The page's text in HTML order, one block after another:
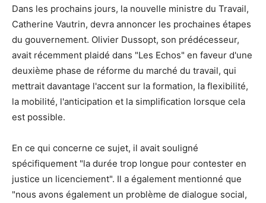
Dans les prochains jours, la nouvelle ministre du Travail,
Catherine Vautrin, devra annoncer les prochaines étapes
du gouvernement. Olivier Dussopt, son prédécesseur,
avait récemment plaidé dans "Les Echos" en faveur d'une
deuxième phase de réforme du marché du travail, qui
mettrait davantage l'accent sur la formation, la flexibilité,
la mobilité, l'anticipation et la simplification lorsque cela
est possible.
En ce qui concerne ce sujet, il avait souligné
spécifiquement "la durée trop longue pour contester en
justice un licenciement". Il a également mentionné que
"nous avons également un problème de dialogue social,